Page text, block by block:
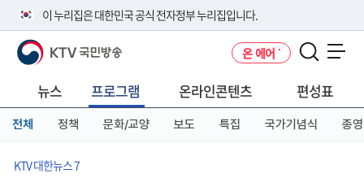
이 누리집은 대한민국 공식 전자정부 누리집입니다.
공식 누리집 주소 확인하기
니다.
이밖에 or.kr 또는 .kr등 다른 도메인 주소를 사용하고 있다면 아래 URL에
서 도메인 주소를 확인해 보세요
KTV 국민방송 온 에어
뉴스 프로그램 온라인콘텐츠 편성표
전체 정책 문화/교양 보도 특집 국가기념식 종영
KTV 대한뉴스 7